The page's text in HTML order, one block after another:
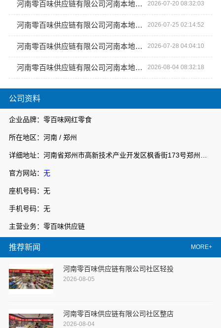
公司资料
企业品牌：零百味网红零食
所在地区：河南 / 郑州
官方网站： 无
座机号码：无
手机号码：无
主营业务：零百味供应链
推荐新闻 MORE+
河南零百味供应链有限公司社区轻投
2026-08-05
河南零百味供应链有限公司社区整店
2026-08-04
河南零百味供应链有限公司河南本地低成本量贩零食全域盈利 2026-07-20 08:32:03
河南零百味供应链有限公司河南本地低成本量贩零食全域盈利 2026-07-25 02:14:52
河南零百味供应链有限公司河南本地低成本量贩零食全域盈利 2026-07-28 04:04:10
河南零百味供应链有限公司河南本地低成本量贩零食全域盈利 2026-08-04 08:32:18